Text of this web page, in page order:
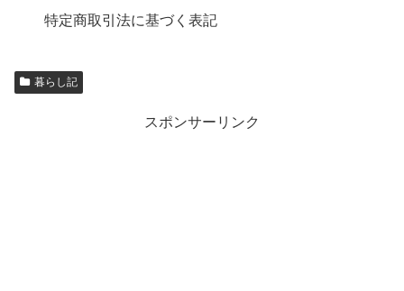
特定商取引法に基づく表記
暮らし記
スポンサーリンク